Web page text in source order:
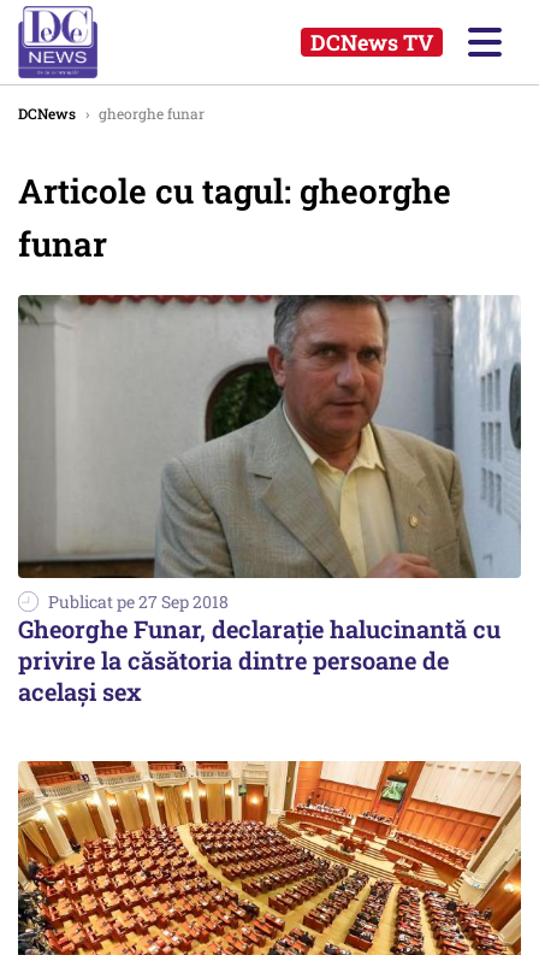
DCNews TV
DCNews › gheorghe funar
Articole cu tagul: gheorghe
funar
Publicat pe 27 Sep 2018
Gheorghe Funar, declarație halucinantă cu
privire la căsătoria dintre persoane de
același sex